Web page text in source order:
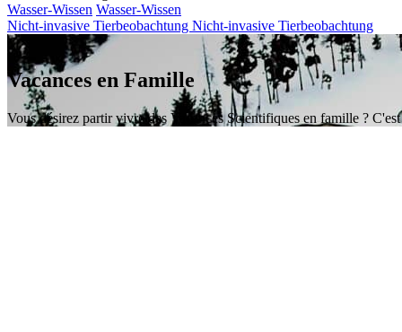
Wasser-Wissen Wasser-Wissen
Nicht-invasive Tierbeobachtung Nicht-invasive Tierbeobachtung
Vacances en Famille
Vous désirez partir vivre des Vacances Scientifiques en famille ?